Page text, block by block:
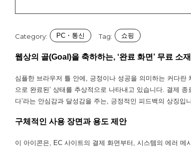
Category: PC・통신 Tag: 쇼핑
웹상의 골(Goal)을 축하하는, ‘완료 화면’ 무료 소재
심플한 브라우저 틀 안에, 긍정이나 성공을 의미하는 커다란
으로 완료된’ 상태를 추상적으로 나타내고 있습니다. 결제
다’라는 안심감과 달성감을 주는, 긍정적인 피드백의 상징입
구체적인 사용 장면과 용도 제안
이 아이콘은, EC 사이트의 결제 화면부터, 시스템의 에러